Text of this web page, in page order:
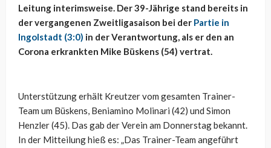
Leitung interimsweise. Der 39-Jährige stand bereits in
der vergangenen Zweitligasaison bei der Partie in
Ingolstadt (3:0) in der Verantwortung, als er den an
Corona erkrankten Mike Büskens (54) vertrat.
Unterstützung erhält Kreutzer vom gesamten Trainer-
Team um Büskens, Beniamino Molinari (42) und Simon
Henzler (45). Das gab der Verein am Donnerstag bekannt.
In der Mitteilung hieß es: „Das Trainer-Team angeführt